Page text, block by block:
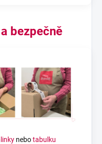
bezpečně
nebotabulku